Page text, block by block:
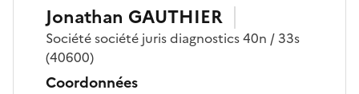
Jonathan GAUTHIER
Sociétésociété juris diagnostics 40n / 33s
(40600)
Coordonnées